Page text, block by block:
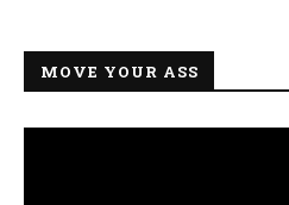
MOVE YOUR ASS